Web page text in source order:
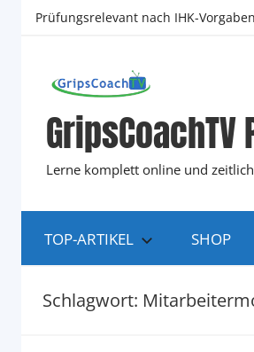
Zum
Prüfungsrelevant nach IHK-Vorgaben
Lerne komplett online und
TOP-ARTIKEL SHOP
Schlagwort: